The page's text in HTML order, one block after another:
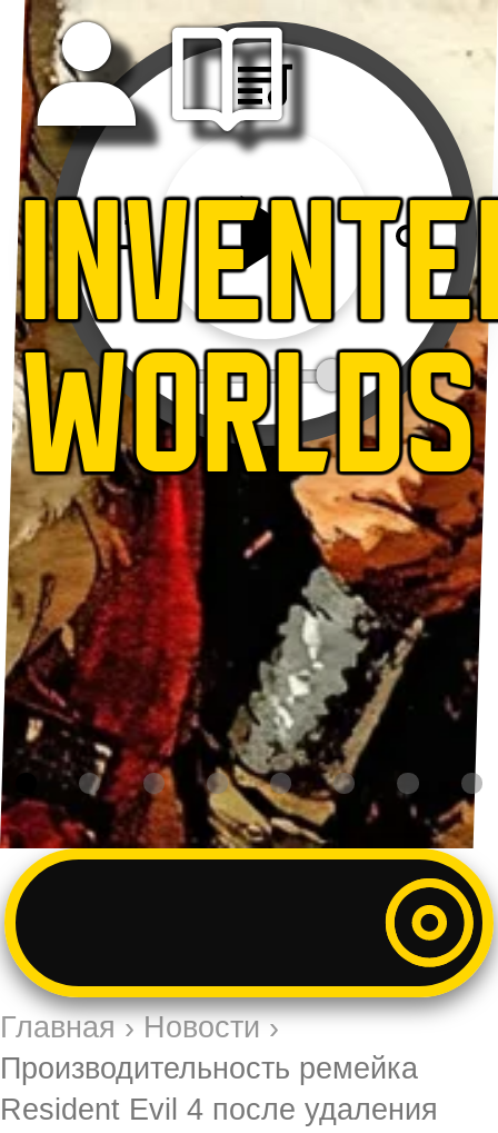
WORLDS
Главная›Новости›
Производительность ремейка
Resident Evil 4 после удаления